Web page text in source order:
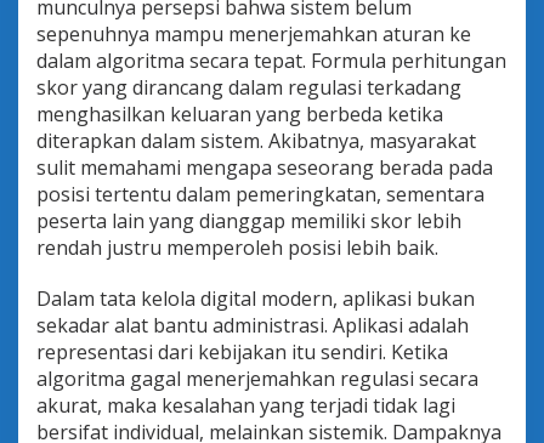
munculnya persepsi bahwa sistem belum
sepenuhnya mampu menerjemahkan aturan ke
dalam algoritma secara tepat. Formula perhitungan
skor yang dirancang dalam regulasi terkadang
menghasilkan keluaran yang berbeda ketika
diterapkan dalam sistem. Akibatnya, masyarakat
sulit memahami mengapa seseorang berada pada
posisi tertentu dalam pemeringkatan, sementara
peserta lain yang dianggap memiliki skor lebih
rendah justru memperoleh posisi lebih baik.
Dalam tata kelola digital modern, aplikasi bukan
sekadar alat bantu administrasi. Aplikasi adalah
representasi dari kebijakan itu sendiri. Ketika
algoritma gagal menerjemahkan regulasi secara
akurat, maka kesalahan yang terjadi tidak lagi
bersifat individual, melainkan sistemik. Dampaknya